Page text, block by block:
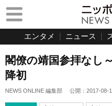
エンタメ ニュース
閣僚の靖国参拝なし
降初
NEWS ONLINE 編集部 公開： 2017-08-